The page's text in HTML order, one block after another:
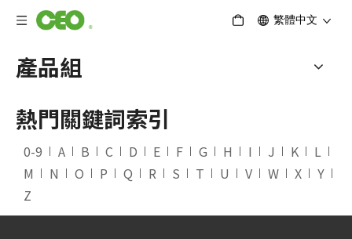
繁體中文
產品組
熱門關鍵詞索引
0-9 A B C D E F G H I J K
L
M
N O P Q R S T U V W X
Y
Z